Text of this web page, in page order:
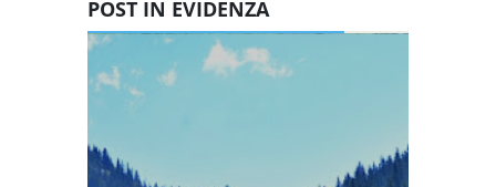
POST IN EVIDENZA